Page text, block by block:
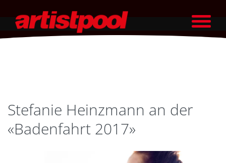
Stefanie Heinzmann an der
«Badenfahrt 2017»